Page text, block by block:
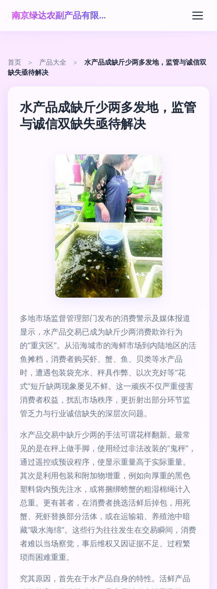
南京绿达农副产品有限公司
首页 > 产品大全 >
水产品成缺斤少两多发地，监管与诚信双
缺失亟待解决
水产品成缺斤少两多发地，监管
与诚信双缺失亟待解决
多地市场监督管理部门发布的消费警示及媒体报道
显示，水产品交易已成为缺斤少两消费欺诈行为
的“重灾区”。从沿海城市的海鲜市场到内陆地区的活
鱼摊档，消费者购买虾、蟹、鱼、贝类等水产品
时，遭遇包装袋充水、秤具作弊、以次充好等“花
式”短斤缺两现象屡见不鲜。这一顽疾不仅严重侵害
消费者权益，扰乱市场秩序，更折射出部分环节监
管乏力与行业诚信缺失的深层次问题。
水产品交易中缺斤少两的手法可谓花样翻新。最常
见的是在秤上做手脚，使用经过非法改装的“鬼秤”，
通过遥控或预设程序，使显示重量高于实际重量。
其次是利用包装和附加物增重，例如向厚重的黑色
塑料袋内预先注水，或将捆绑螃蟹的粗湿棉绳计入
总重。更有甚者，在消费者挑选活鲜后掉包，用死
蟹、死虾替换部分活体，或在运输箱、养殖池中暗
藏“吸水海绵”。这些行为往往发生在交易瞬间，消费
者难以当场察觉，事后维权又因证据不足、过程繁
琐而困难重重。
究其原因，首先在于水产品自身的特性。活鲜产品